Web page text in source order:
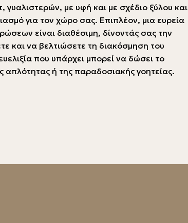
με υφή και με σχέδιο ξύλου και
για τον χώρο σας. Επιπλέον, μια ευρεία
είναι διαθέσιμη, δίνοντάς σας την
και να βελτιώσετε τη διακόσμηση του
που υπάρχει μπορεί να δώσει το
απλότητας ή της παραδοσιακής γοητείας.